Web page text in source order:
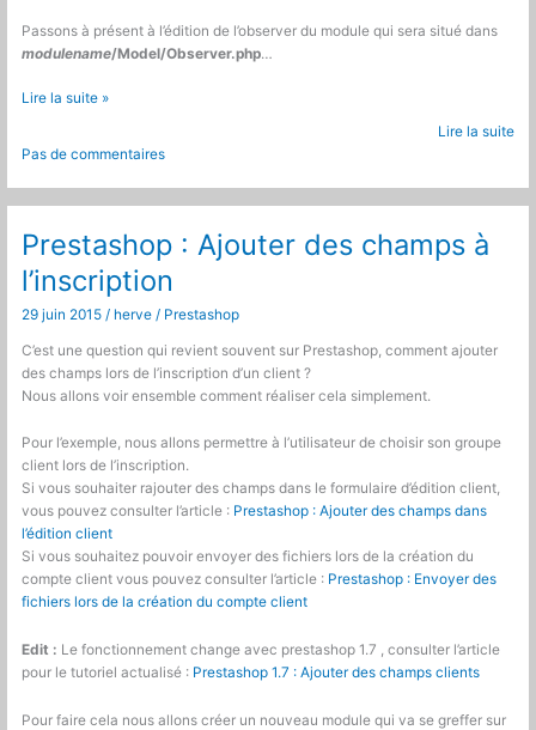
Passons à présent à l’édition de l’observer du module qui sera situé dans
modulename/Model/Observer.php…
Magento
un
attribut
personnalisé
à
la
grid
produits
via
les
observers
Lire la suite »
Lire la suite
Pas de commentaires
Prestashop : Ajouter des champs à
l’inscription
29 juin 2015 / herve / Prestashop
C’est une question qui revient souvent sur Prestashop, comment ajouter
des champs lors de l’inscription d’un client ?
Nous allons voir ensemble comment réaliser cela simplement.
Pour l’exemple, nous allons permettre à l’utilisateur de choisir son groupe
client lors de l’inscription.
Si vous souhaiter rajouter des champs dans le formulaire d’édition client,
vous pouvez consulter l’article : Prestashop : Ajouter des champs dans
l’édition client
Si vous souhaitez pouvoir envoyer des fichiers lors de la création du
compte client vous pouvez consulter l’article : Prestashop : Envoyer des
fichiers lors de la création du compte client
Edit : Le fonctionnement change avec prestashop 1.7 , consulter l’article
pour le tutoriel actualisé : Prestashop 1.7 : Ajouter des champs clients
Pour faire cela nous allons créer un nouveau module qui va se greffer sur